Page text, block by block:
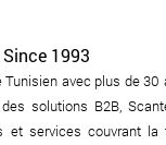
1993
avec plus de 30
solutions B2B,
et services couvrant la